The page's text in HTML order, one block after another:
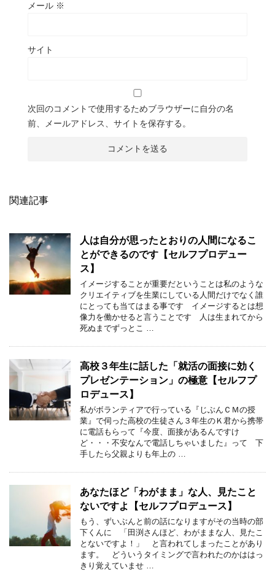
メール ※
サイト
次回のコメントで使用するためブラウザーに自分の名
前、メールアドレス、サイトを保存する。
関連記事
人は自分が思ったとおりの人間になるこ
とができるのです【セルフプロデュー
ス】
イメージすることが重要だということは私のような
クリエイティブを生業にしている人間だけでなく誰
にとっても当てはまる事です イメージするとは想
像力を働かせると言うことです 人は生まれてから
死ぬまでずっとこ …
高校３年生に話した「就活の面接に効く
プレゼンテーション」の極意【セルフプ
ロデュース】
私がボランティアで行っている『じぶんＣＭの授
業』で伺った高校の生徒さん３年生のＫ君から携帯
に電話もらって『今度、面接があるんですけ
ど・・・不安なんで電話しちゃいました』って 下
手したら父親よりも年上の …
あなたほど「わがまま」な人、見たこと
ないですよ【セルフプロデュース】
もう、ずいぶんと前の話になりますがその当時の部
下くんに 「田渕さんほど、わがままな人、見たこ
とないですよ！」 と言われてしまったことがあり
ます。 どういうタイミングで言われたのかははっ
きり覚えていませ …